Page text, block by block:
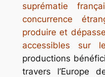
suprématie
concurrence
produire et
accessibles sur
productions
travers l’Europe